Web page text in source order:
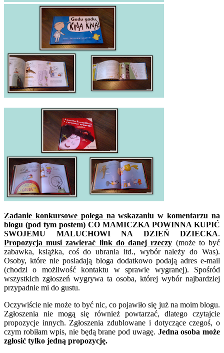
Zadanie konkursowe polega nawskazaniu w komentarzu na
blogu (pod tym postem) CO MAMICZKA POWINNA KUPIĆ
SWOJEMU MALUCHOWI NA DZIEŃ DZIECKA.
Propozycja musi zawierać link do danej rzeczy (może to być
zabawka, książka, coś do ubrania itd., wybór należy do Was).
Osoby, które nie posiadają bloga dodatkowo podają adres e-mail
(chodzi o możliwość kontaktu w sprawie wygranej). Spośród
wszystkich zgłoszeń wygrywa ta osoba, której wybór najbardziej
przypadnie mi do gustu.
Oczywiście nie może to być nic, co pojawiło się już na moim blogu.
Zgłoszenia nie mogą się również powtarzać, dlatego czytajcie
propozycje innych. Zgłoszenia zdublowane i dotyczące czegoś, o
czym robiłam wpis, nie będą brane pod uwagę. Jedna osoba może
zgłosić tylko jedną propozycję.